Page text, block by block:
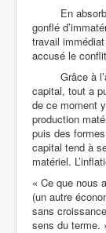
En
gonflé
travail
accusé le
Grâce à
capital, tout a
de ce moment
production
puis des
capital tend à
matériel.
« Ce que nous
(un autre
sans
sens du terme.